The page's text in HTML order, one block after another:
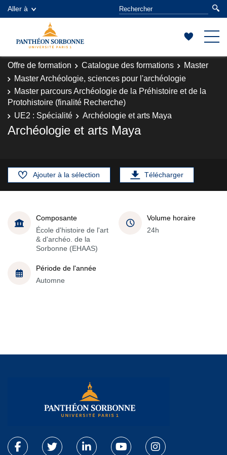
Aller à
Offre de formation Catalogue des formations
Master
Master Archéologie, sciences pour l'archéologie
Master parcours Archéologie de la Préhistoire et de la
Protohistoire (finalité Recherche)
UE2 : Spécialité
Archéologie et arts Maya
Archéologie et arts Maya
Ajouter à la sélection Télécharger
Composante
École d'histoire de l'art
& d'archéo. de la
Sorbonne (EHAAS)
Volume horaire
24h
Période de l'année
Automne